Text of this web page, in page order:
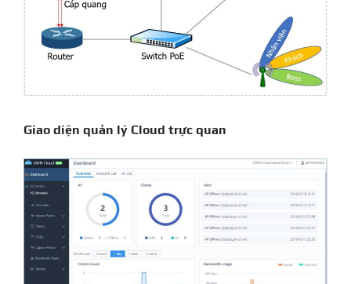
Giao diện quản lý Cloud trực quan